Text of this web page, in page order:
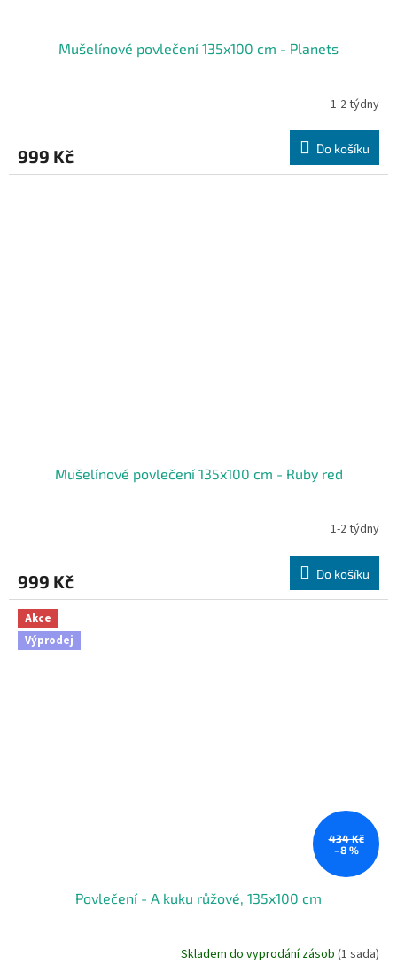
Mušelínové povlečení 135x100 cm - Planets
1-2 týdny
999 Kč Do košíku
Mušelínové povlečení 135x100 cm - Ruby red
1-2 týdny
999 Kč Do košíku
Akce
Výprodej
434 Kč
–8 %
Povlečení - A kuku růžové, 135x100 cm
Skladem do vyprodání zásob (1 sada)